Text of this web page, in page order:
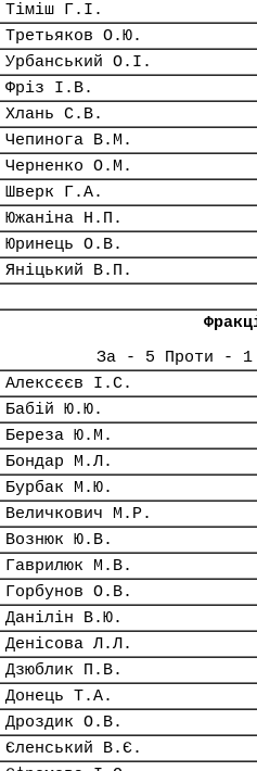
Тіміш Г.І.
Третьяков О.Ю.
Урбанський О.І.
Фріз І.В.
Хлань С.В.
Чепинога В.М.
Черненко О.М.
Шверк Г.А.
Южаніна Н.П.
Юринець О.В.
Яніцький В.П.
За - 5 Проти - 1
Алексєєв І.С.
Бабій Ю.Ю.
Береза Ю.М.
Бондар М.Л.
Бурбак М.Ю.
Величкович М.Р.
Вознюк Ю.В.
Гаврилюк М.В.
Горбунов О.В.
Данілін В.Ю.
Денісова Л.Л.
Дзюблик П.В.
Донець Т.А.
Дроздик О.В.
Єленський В.Є.